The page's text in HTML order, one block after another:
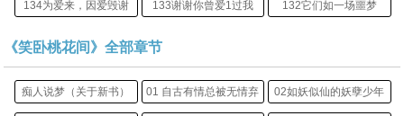
134为爱来，因爱毁谢 133谢谢你曾爱1过我 132它们如一场噩梦
《笑卧桃花间》全部章节
痴人说梦（关于新书） 01 自古有情总被无情弃 02如妖似仙的妖孽少年